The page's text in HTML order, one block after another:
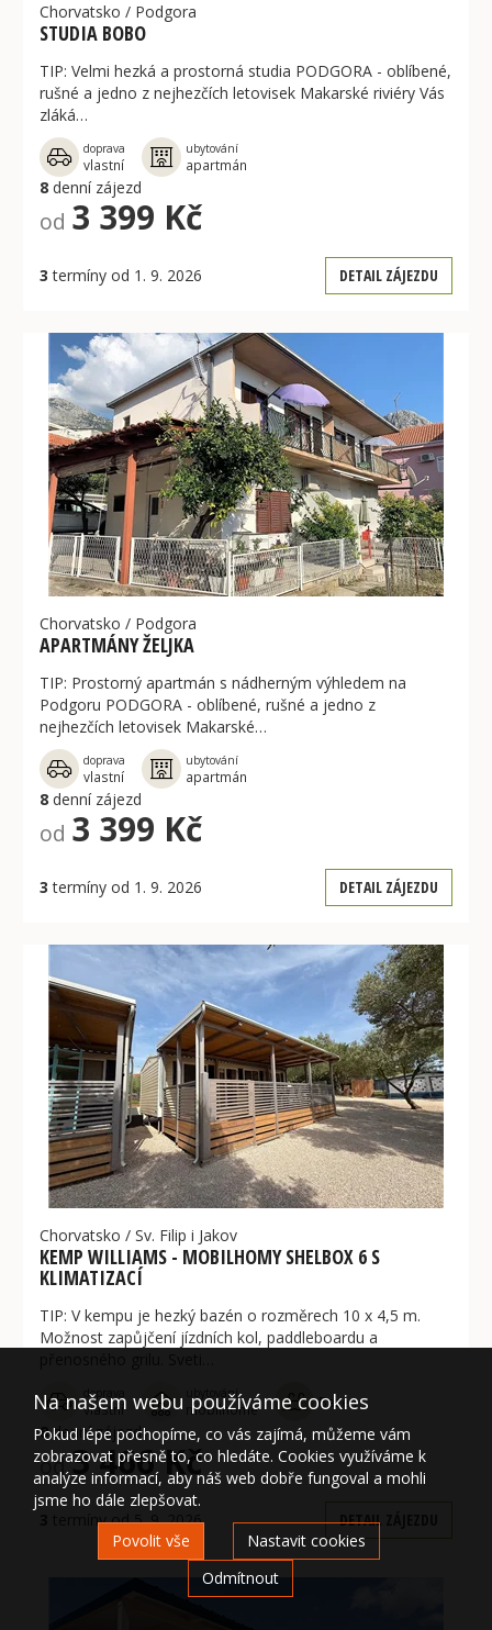
Chorvatsko / Podgora
STUDIA BOBO
TIP: Velmi hezká a prostorná studia PODGORA - oblíbené,
rušné a jedno z nejhezčích letovisek Makarské riviéry Vás
zláká…
doprava
vlastní
ubytování
apartmán
8 denní zájezd
od 3 399 Kč
3 termíny od 1. 9. 2026 DETAIL ZÁJEZDU
Chorvatsko / Podgora
APARTMÁNY ŽELJKA
TIP: Prostorný apartmán s nádherným výhledem na
Podgoru PODGORA - oblíbené, rušné a jedno z
nejhezčích letovisek Makarské…
doprava
vlastní
ubytování
apartmán
8 denní zájezd
od 3 399 Kč
3 termíny od 1. 9. 2026 DETAIL ZÁJEZDU
Chorvatsko / Sv. Filip i Jakov
KEMP WILLIAMS - MOBILHOMY SHELBOX 6 S
KLIMATIZACÍ
TIP: V kempu je hezký bazén o rozměrech 10 x 4,5 m.
Možnost zapůjčení jízdních kol, paddleboardu a
doprava
vlastní
ubytování
mobilhome Bazén
8denní zájezd
od3 466 Kč
termíny od 5. 9. 2026 DETAIL ZÁJEZDU
Na našem webu používáme cookies
Pokud lépe pochopíme, co vás zajímá, můžeme vám
zobrazovat přesně to, co hledáte. Cookies využíváme k
analýze informací, aby náš web dobře fungoval a mohli
jsme ho dále zlepšovat.
Povolit vše
Nastavit cookies
Odmítnout